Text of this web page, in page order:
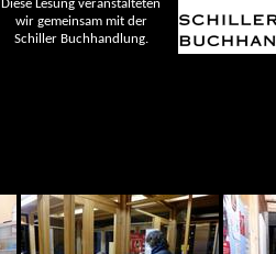
Diese Lesung veranstalteten
wir gemeinsam mit der
Schiller Buchhandlung.